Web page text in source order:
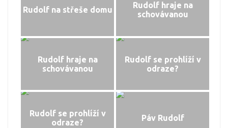
Rudolf na střeše domu
Rudolf hraje na
schovávanou
Rudolf hraje na
schovávanou
Rudolf se prohlíží v
odraze?
Rudolf se prohlíží v
odraze?
Páv Rudolf